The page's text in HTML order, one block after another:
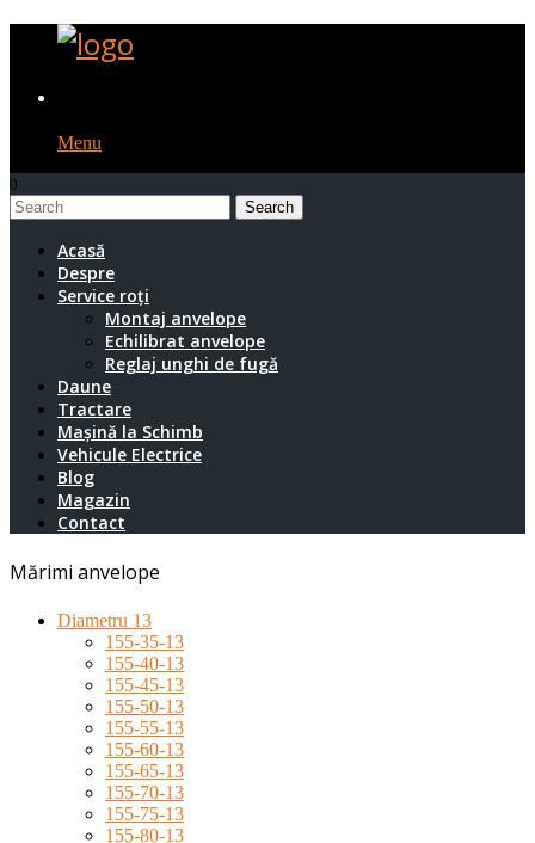
Menu
0
1
Acasă
Despre
Service roți
Montaj anvelope
Echilibrat anvelope
Reglaj unghi de fugă
Daune
Tractare
Mașină la Schimb
Vehicule Electrice
Blog
Magazin
Contact
Mărimi anvelope
Diametru 13
155-35-13
155-40-13
155-45-13
155-50-13
155-55-13
155-60-13
155-65-13
155-70-13
155-75-13
155-80-13